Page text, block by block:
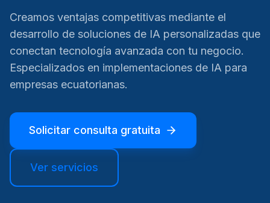
Creamos ventajas competitivas mediante el
desarrollo de soluciones de IA personalizadas que
conectan tecnología avanzada con tu negocio.
Especializados en implementaciones de IA para
empresas ecuatorianas.
Solicitar consulta gratuita
Ver servicios